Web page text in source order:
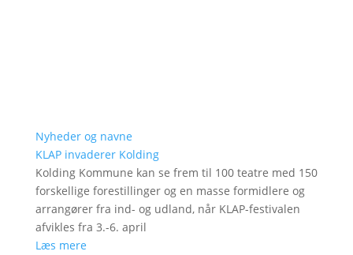
Nyheder og navne
KLAP invaderer Kolding
Kolding Kommune kan se frem til 100 teatre med 150
forskellige forestillinger og en masse formidlere og
arrangører fra ind- og udland, når KLAP-festivalen
afvikles fra 3.-6. april
Læs mere